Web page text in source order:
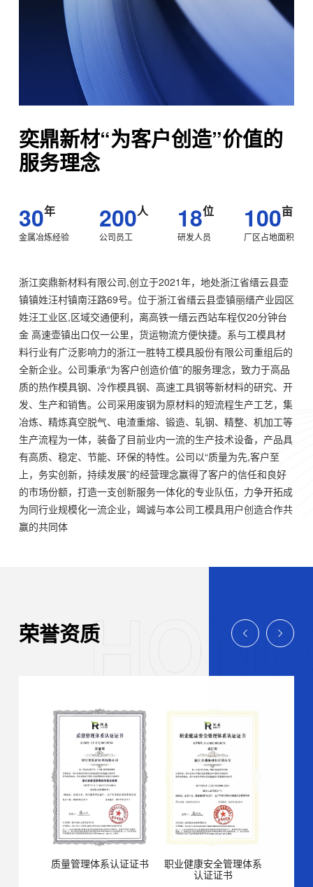
奕鼎新材“为客户创造”价值的
服务理念
30年
金属冶炼经验
200人
公司员工
18位
研发人员
100亩
厂区占地面积
浙江奕鼎新材料有限公司,创立于2021年，地处浙江省缙云县壶
镇镇姓汪村镇南汪路69号。位于浙江省缙云县壶镇丽缙产业园区
姓汪工业区,区域交通便利，离高铁一缙云西站车程仅20分钟台
金 高速壶镇出口仅一公里，货运物流方便快捷。系与工模具材
料行业有广泛影响力的浙江一胜特工模具股份有限公司重组后的
全新企业。公司秉承“为客户创造价值”的服务理念，致力于高品
质的热作模具钢、冷作模具钢、高速工具钢等新材料的研究、开
发、生产和销售。公司采用废钢为原材料的短流程生产工艺，集
冶炼、精炼真空脱气、电渣重熔、锻造、轧钢、精整、机加工等
生产流程为一体，装备了目前业内一流的生产技术设备，产品具
有高质、稳定、节能、环保的特性。公司以“质量为先,客户至
上，务实创新，持续发展”的经营理念赢得了客户的信任和良好
的市场份额，打造一支创新服务一体化的专业队伍，力争开拓成
为同行业规模化一流企业，竭诚与本公司工模具用户创造合作共
赢的共同体
荣誉资质
质量管理体系认证证书
职业健康安全管理体系
认证证书
浙江省科技型中